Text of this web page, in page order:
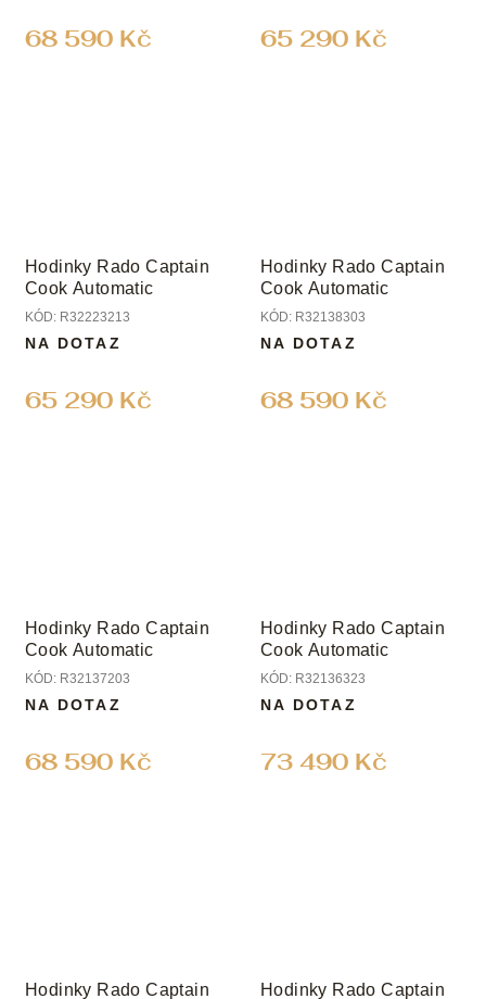
68 590 Kč 65 290 Kč
Hodinky Rado Captain
Cook Automatic
KÓD: R32223213
65 290 Kč
NA DOTAZ
Hodinky Rado Captain
Cook Automatic
KÓD: R32138303
68 590 Kč
NA DOTAZ
Hodinky Rado Captain
Cook Automatic
KÓD: R32137203
68 590 Kč
NA DOTAZ
Hodinky Rado Captain
Cook Automatic
KÓD: R32136323
73 490 Kč
NA DOTAZ
Hodinky Rado Captain Hodinky Rado Captain